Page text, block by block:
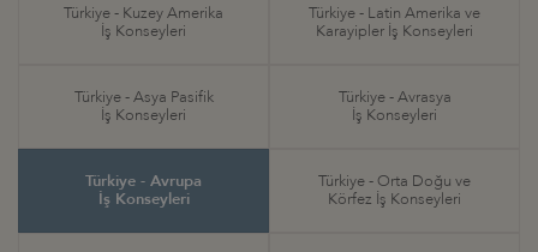
Türkiye - Kuzey Amerika
İş Konseyleri
Türkiye - Latin Amerika ve
Karayipler İş Konseyleri
Türkiye - Asya Pasifik
İş Konseyleri
Türkiye - Avrasya
İş Konseyleri
Türkiye - Avrupa
İş Konseyleri
Türkiye - Orta Doğu ve
Körfez İş Konseyleri